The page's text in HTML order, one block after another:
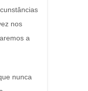
nos
a
nunca